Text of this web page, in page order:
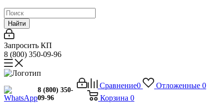
Найти
Запросить КП
8 (800) 350-09-96
Сравнение0 Отложенные 0
Корзина 0
8 (800) 350-
09-96